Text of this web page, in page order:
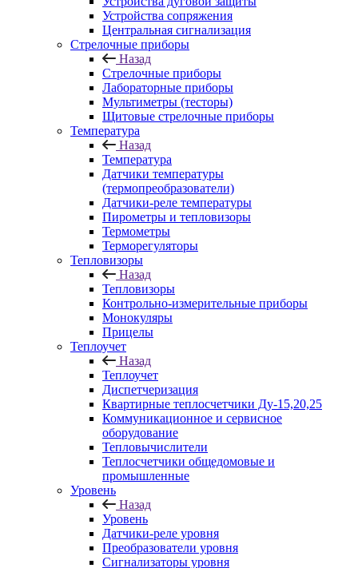
Устройства сопряжения
Центральная сигнализация
Стрелочные приборы
Назад
Стрелочные приборы
Лабораторные приборы
Мультиметры (тесторы)
Щитовые стрелочные приборы
Температура
Назад
Температура
Датчики температуры
(термопреобразователи)
Датчики-реле температуры
Пирометры и тепловизоры
Термометры
Терморегуляторы
Тепловизоры
Назад
Тепловизоры
Контрольно-измерительные приборы
Монокуляры
Прицелы
Теплоучет
Назад
Теплоучет
Диспетчеризация
Квартирные теплосчетчики Ду-15,20,25
Коммуникационное и сервисное
оборудование
Тепловычислители
Теплосчетчики общедомовые и
промышленные
Уровень
Назад
Уровень
Датчики-реле уровня
Преобразователи уровня
Сигнализаторы уровня